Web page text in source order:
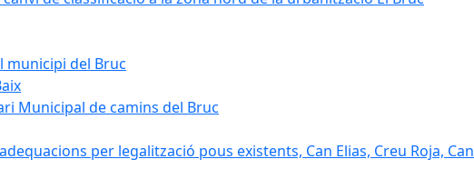
municipi del Bruc
Municipal de camins del Bruc
per legalització pous existents, Can Elias, Creu Roja, Can